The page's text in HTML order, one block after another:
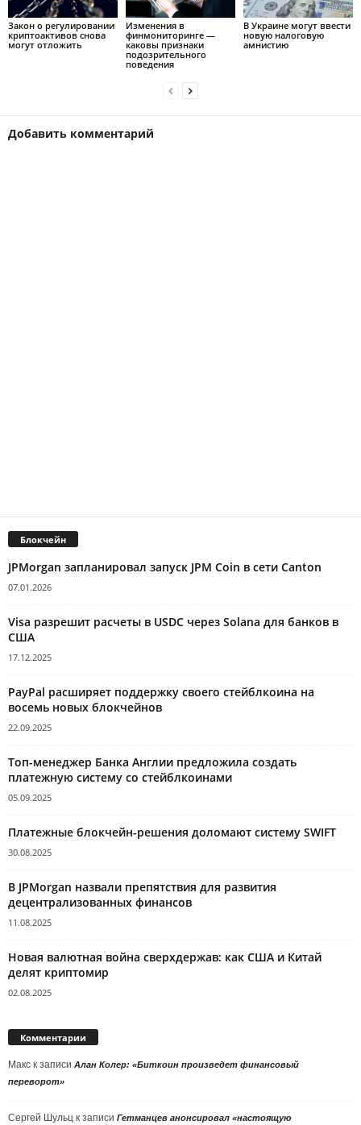
Закон о регулировании
криптоактивов снова
могут отложить
Изменения в
финмониторинге —
каковы признаки
подозрительного
поведения
В Украине могут ввести
новую налоговую
амнистию
Добавить комментарий
Блокчейн
JPMorgan запланировал запуск JPM Coin в сети Canton
07.01.2026
Visa разрешит расчеты в USDC через Solana для банков в
США
17.12.2025
PayPal расширяет поддержку своего стейблкоина на
восемь новых блокчейнов
22.09.2025
Топ-менеджер Банка Англии предложила создать
платежную систему со стейблкоинами
05.09.2025
Платежные блокчейн-решения доломают систему SWIFT
30.08.2025
В JPMorgan назвали препятствия для развития
децентрализованных финансов
11.08.2025
Новая валютная война сверхдержав: как США и Китай
делят криптомир
02.08.2025
Комментарии
Макс к записи Алан Колер: «Биткоин произведет финансовый
переворот»
Сергей Шульц к записи Гетманцев анонсировал «настоящую